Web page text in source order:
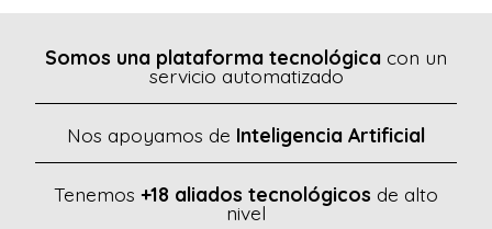
Somos una plataforma tecnológica con un
servicio automatizado
Nos apoyamos de Inteligencia Artificial
Tenemos +18 aliados tecnológicos de alto
nivel